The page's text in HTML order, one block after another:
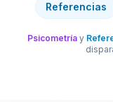
Referencias
Psicometría y